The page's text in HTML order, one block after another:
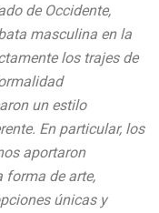
de Occidente,
masculina en la
los trajes de
un estilo
En particular, los
aportaron
forma de arte,
únicas y